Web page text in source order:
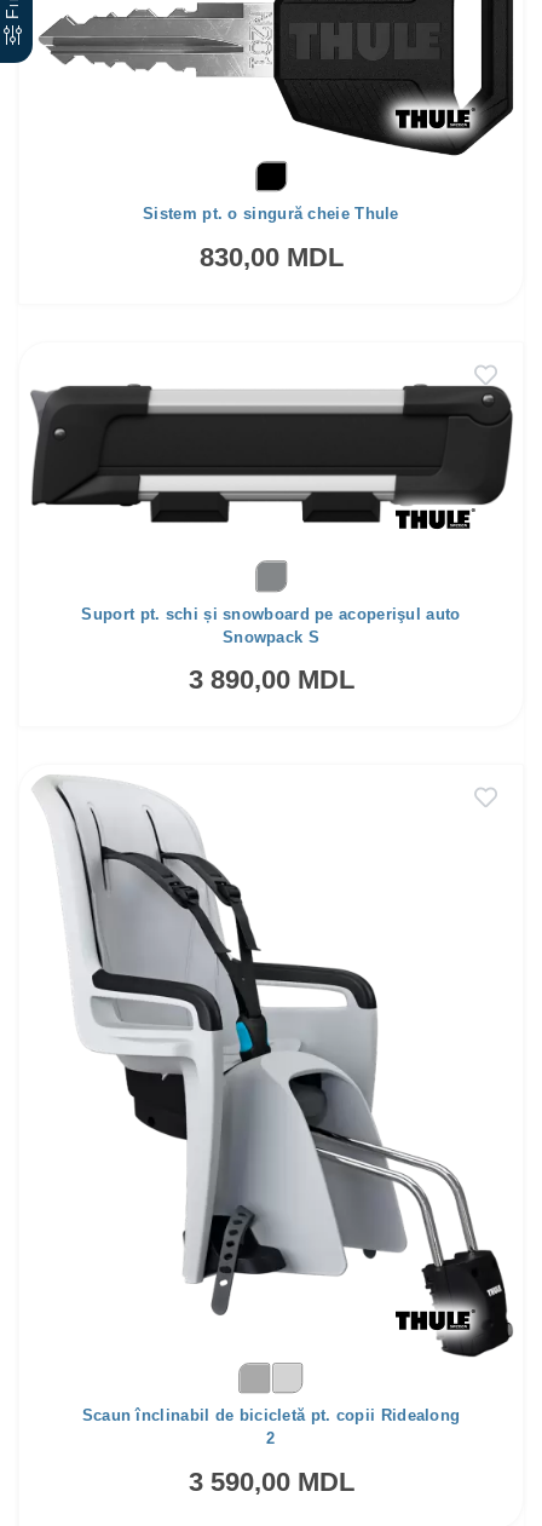
Sistem pt. o singură cheie Thule
830,00 MDL
Suport pt. schi și snowboard pe acoperişul auto
Snowpack S
3 890,00 MDL
Scaun înclinabil de bicicletă pt. copii Ridealong
2
3 590,00 MDL